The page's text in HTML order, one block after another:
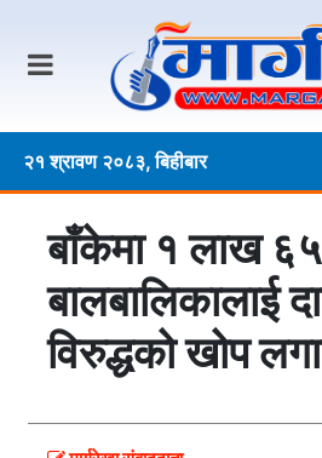
२१ श्रावण २०८३, बिहीबार
बाँकेमा १ लाख
बालबालिकालाई
विरुद्धको खोप